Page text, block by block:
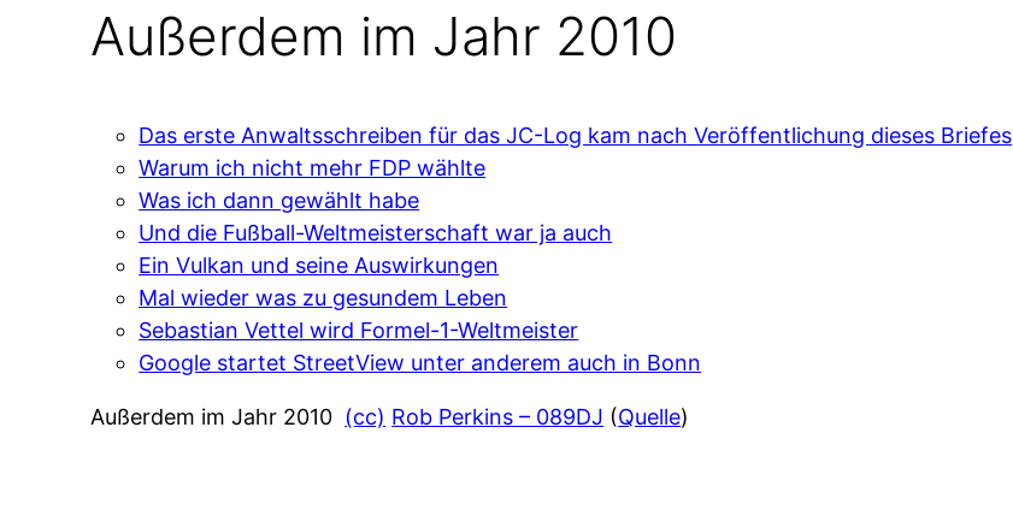
Außerdem im Jahr 2010
Das erste Anwaltsschreiben für das JC-Log kam nach Veröffentlichung dieses Briefes
Warum ich nicht mehr FDP wählte
Was ich dann gewählt habe
Und die Fußball-Weltmeisterschaft war ja auch
Ein Vulkan und seine Auswirkungen
Mal wieder was zu gesundem Leben
Sebastian Vettel wird Formel-1-Weltmeister
Google startet StreetView unter anderem auch in Bonn
Außerdem im Jahr 2010 (cc) Rob Perkins – 089DJ (Quelle)